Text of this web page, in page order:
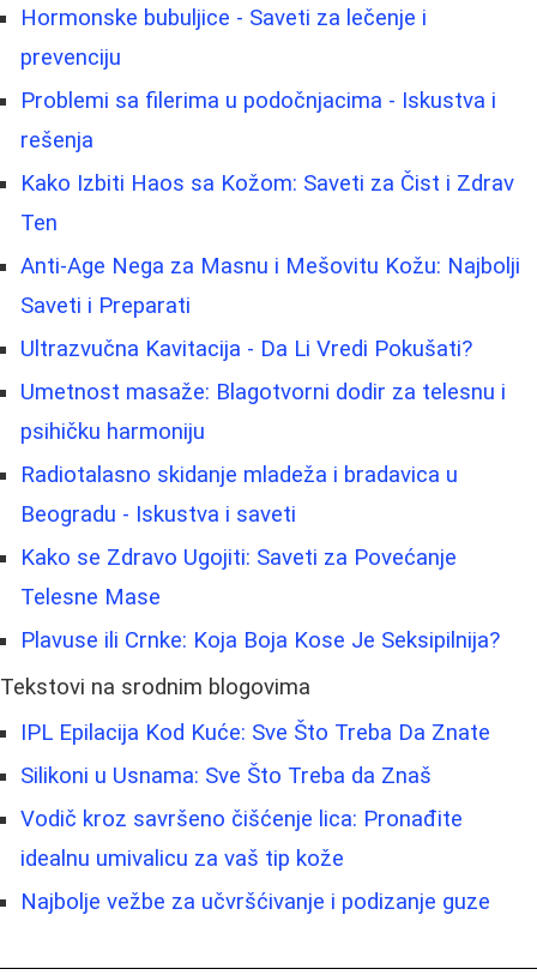
Hormonske bubuljice - Saveti za lečenje i
prevenciju
Problemi sa filerima u podočnjacima - Iskustva i
rešenja
Kako Izbiti Haos sa Kožom: Saveti za Čist i Zdrav
Ten
Anti-Age Nega za Masnu i Mešovitu Kožu: Najbolji
Saveti i Preparati
Ultrazvučna Kavitacija - Da Li Vredi Pokušati?
Umetnost masaže: Blagotvorni dodir za telesnu i
psihičku harmoniju
Radiotalasno skidanje mladeža i bradavica u
Beogradu - Iskustva i saveti
Kako se Zdravo Ugojiti: Saveti za Povećanje
Telesne Mase
Plavuse ili Crnke: Koja Boja Kose Je Seksipilnija?
Tekstovi na srodnim blogovima
IPL Epilacija Kod Kuće: Sve Što Treba Da Znate
Silikoni u Usnama: Sve Što Treba da Znaš
Vodič kroz savršeno čišćenje lica: Pronađite
idealnu umivalicu za vaš tip kože
Najbolje vežbe za učvršćivanje i podizanje guze